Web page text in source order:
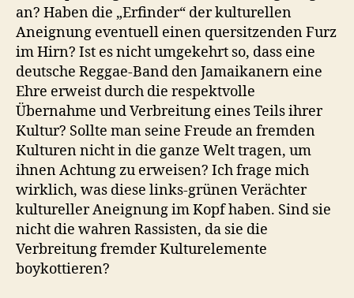
an? Haben die „Erfinder“ der kulturellen
Aneignung eventuell einen quersitzenden Furz
im Hirn? Ist es nicht umgekehrt so, dass eine
deutsche Reggae-Band den Jamaikanern eine
Ehre erweist durch die respektvolle
Übernahme und Verbreitung eines Teils ihrer
Kultur? Sollte man seine Freude an fremden
Kulturen nicht in die ganze Welt tragen, um
ihnen Achtung zu erweisen? Ich frage mich
wirklich, was diese links-grünen Verächter
kultureller Aneignung im Kopf haben. Sind sie
nicht die wahren Rassisten, da sie die
Verbreitung fremder Kulturelemente
boykottieren?